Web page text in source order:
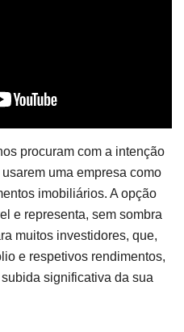
procuram com a intenção
uma empresa como
imobiliários. A opção
e representa, sem sombra
muitos investidores, que,
e respetivos rendimentos,
significativa da sua